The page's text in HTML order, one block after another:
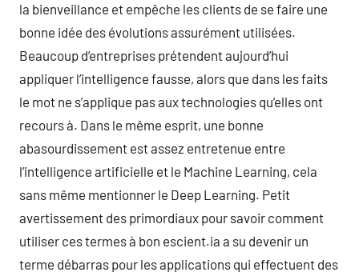
la bienveillance et empêche les clients de se faire une
bonne idée des évolutions assurément utilisées.
Beaucoup d’entreprises prétendent aujourd’hui
appliquer l’intelligence fausse, alors que dans les faits
le mot ne s’applique pas aux technologies qu’elles ont
recours à. Dans le même esprit, une bonne
abasourdissement est assez entretenue entre
l’intelligence artificielle et le Machine Learning, cela
sans même mentionner le Deep Learning. Petit
avertissement des primordiaux pour savoir comment
utiliser ces termes à bon escient.ia a su devenir un
terme débarras pour les applications qui effectuent des